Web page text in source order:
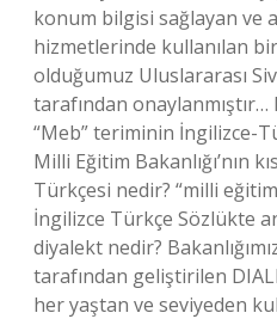
konum bilgisi sağlayan ve
hizmetlerinde kullanılan
olduğumuz Uluslararası
tarafından
“Meb” teriminin İngilizce-
Milli Eğitim Bakanlığı’nın
Türkçesi nedir? “milli
İngilizce Türkçe Sözlükte
diyalekt nedir?
tarafından geliştirilen
her yaştan ve seviyeden